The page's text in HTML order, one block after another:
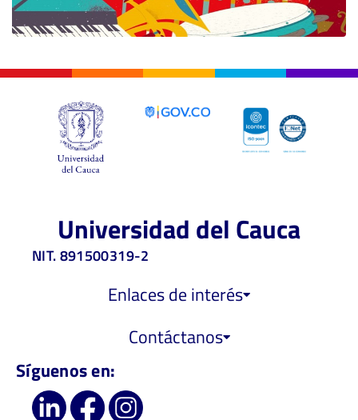
Universidad del Cauca
NIT. 891500319-2
Enlaces de interés
Contáctanos
Síguenos en: